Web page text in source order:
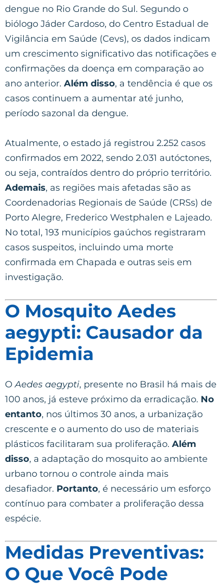
dengue no Rio Grande do Sul. Segundo o
biólogo Jáder Cardoso, do Centro Estadual de
Vigilância em Saúde (Cevs), os dados indicam
um crescimento significativo das notificações e
confirmações da doença em comparação ao
ano anterior. Além disso, a tendência é que os
casos continuem a aumentar até junho,
período sazonal da dengue.
Atualmente, o estado já registrou 2.252 casos
confirmados em 2022, sendo 2.031 autóctones,
ou seja, contraídos dentro do próprio território.
Ademais, as regiões mais afetadas são as
Coordenadorias Regionais de Saúde (CRSs) de
Porto Alegre, Frederico Westphalen e Lajeado.
No total, 193 municípios gaúchos registraram
casos suspeitos, incluindo uma morte
confirmada em Chapada e outras seis em
investigação.
O Mosquito Aedes
aegypti: Causador da
Epidemia
OAedes aegypti, presente no Brasil há mais de
100 anos, já esteve próximo da erradicação. No
entanto, nos últimos 30 anos, a urbanização
crescente e o aumento do uso de materiais
plásticos facilitaram sua proliferação. Além
disso, a adaptação do mosquito ao ambiente
urbano tornou o controle ainda mais
desafiador. Portanto, é necessário um esforço
contínuo para combater a proliferação dessa
espécie.
Medidas Preventivas:
O Que Você Pode